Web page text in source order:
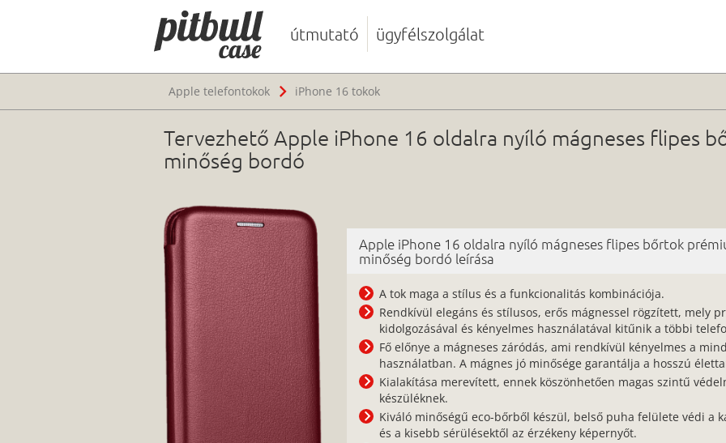
útmutató ügyfélszolgálat
Apple telefontokok iPhone 16 tokok
Tervezhető Apple iPhone 16 oldalra nyíló mágneses flipes
minőség bordó
Apple iPhone 16 oldalra nyíló mágneses flipes bőrtok
minőség bordó leírása
A tok maga a stílus és a funkcionalitás kombinációja.
Rendkívül elegáns és stílusos, erős mágnessel rögzített, mely
kidolgozásával és kényelmes használatával kitűnik a többi
Fő előnye a mágneses záródás, ami rendkívül kényelmes a
használatban. A mágnes jó minősége garantálja a hosszú
Kialakítása merevített, ennek köszönhetően magas szintű
készüléknek.
Kiváló minőségű eco-bőrből készül, belső puha felülete védi a
és a kisebb sérülésektől az érzékeny képernyőt.